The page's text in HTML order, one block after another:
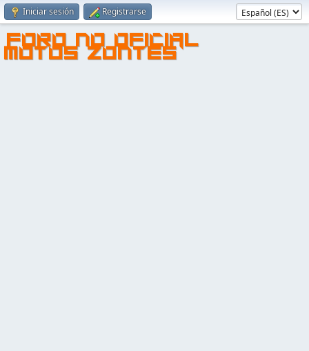
Iniciar sesión Registrarse
FORO NO OFICIAL
MOTOS ZONTES